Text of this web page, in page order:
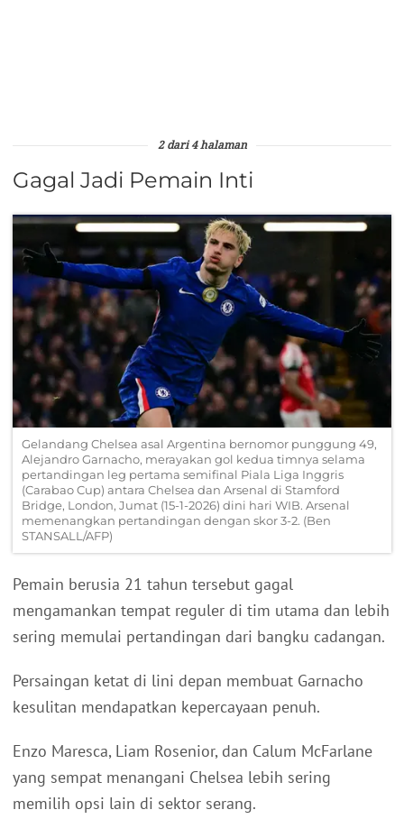
2 dari 4 halaman
Gagal Jadi Pemain Inti
Gelandang Chelsea asal Argentina bernomor punggung 49,
Alejandro Garnacho, merayakan gol kedua timnya selama
pertandingan leg pertama semifinal Piala Liga Inggris
(Carabao Cup) antara Chelsea dan Arsenal di Stamford
Bridge, London, Jumat (15-1-2026) dini hari WIB. Arsenal
memenangkan pertandingan dengan skor 3-2. (Ben
STANSALL/AFP)
Pemain berusia 21 tahun tersebut gagal
mengamankan tempat reguler di tim utama dan lebih
sering memulai pertandingan dari bangku cadangan.
Persaingan ketat di lini depan membuat Garnacho
kesulitan mendapatkan kepercayaan penuh.
Enzo Maresca, Liam Rosenior, dan Calum McFarlane
yang sempat menangani Chelsea lebih sering
memilih opsi lain di sektor serang.